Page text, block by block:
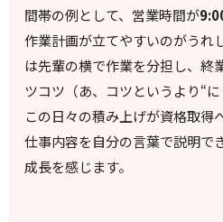
間帯の例として、営業時間が
作業計画が立てやすいのがうれ
は先輩の横で作業を分担し、終
ツコツ（あ、コツというより“
この日々の積み上げが資格取得
仕事内容を自分の言葉で説明で
成長を感じます。